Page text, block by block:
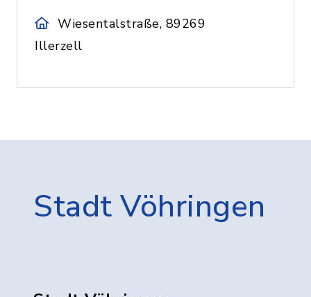
Wiesentalstraße, 89269
Illerzell
Stadt Vöhringen